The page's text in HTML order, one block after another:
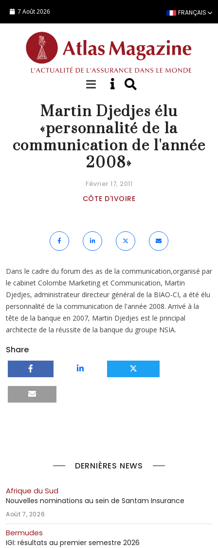
7 Août 2026 FRANÇAIS
ACTUALITÉ
Martin Djedjes élu
«personnalité de la
communication de l'année
2008»
Février 17, 2011
CÔTE D'IVOIRE
Dans le cadre du forum des as de la communication,organisé par
le cabinet Colombe Marketing et Communication, Martin
Djedjes, administrateur directeur général de la BIAO-CI, a été élu
personnalité de la communication de l'année 2008. Arrivé à la
tête de la banque en 2007, Martin Djedjes est le principal
architecte de la réussite de la banque du groupe NSIA.
Share
DERNIÈRES NEWS
Afrique du Sud
Nouvelles nominations au sein de Santam Insurance
Août 7, 2026
Bermudes
IGI: résultats au premier semestre 2026